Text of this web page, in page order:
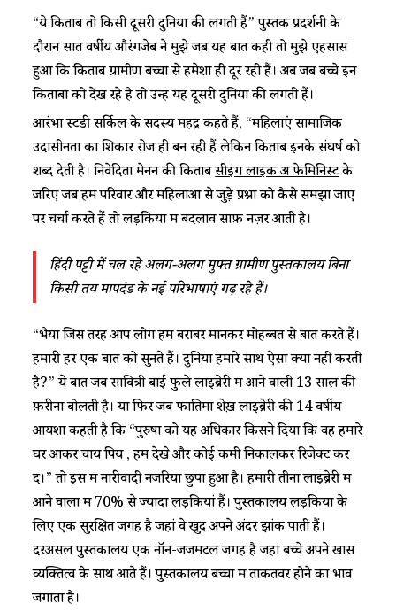
“ये किताबें तो किसी दूसरी दुनिया की लगती हैं” पुस्तक प्रदर्शनी के
दौरान सात वर्षीय औरंगजेब ने मुझे जब यह बात कही तो मुझे एहसास
हुआ कि किताबें ग्रामीण बच्चों से हमेशा ही दूर रही हैं। अब जब बच्चे इन
किताबों को देख रहे है तो उन्हें यह दूसरी दुनिया की लगती हैं।
आरंभा स्टडी सर्किल के सदस्य महेंद्र कहते हैं, “महिलाएं सामाजिक
उदासीनता का शिकार रोज ही बन रही हैं लेकिन किताबें इनके संघर्ष को
शब्द देती है। निवेदिता मेनन की किताबसीइंग लाइक अ फेमिनिस्टके
जरिए जब हम परिवार और महिलाओं से जुड़े प्रश्नों को कैसे समझा जाए
पर चर्चा करते हैं तो लड़कियों में बदलाव साफ़ नज़र आती है।
हिंदी पट्टी में चल रहे अलग-अलग मुफ्त ग्रामीण पुस्तकालय बिना
किसी तय मापदंड के नई परिभाषाएं गढ़ रहे हैं।
“भैया जिस तरह आप लोग हमें बराबर मानकर मोहब्बत से बातें करते हैं।
हमारी हर एक बात को सुनते हैं। दुनिया हमारे साथ ऐसा क्यों नही करती
है?” ये बातें जब सावित्री बाई फुले लाइब्रेरी में आने वाली 13 साल की
फ़रीना बोलती है। या फिर जब फातिमा शेख़ लाइब्रेरी की 14 वर्षीय
आयशा कहती है कि “पुरुषों को यह अधिकार किसने दिया कि वह हमारे
घर आकर चाय पियें , हमें देखे और कोई कमी निकालकर रिजेक्ट कर
दें।” तो इस में नारीवादी नजरिया छुपा हुआ है। हमारी तीनों लाइब्रेरी में
आने वालों में 70% से ज्यादा लड़कियां हैं। पुस्तकालय लड़कियों के
लिए एक सुरक्षित जगह है जहां वे खुद अपने अंदर झांक पाती हैं।
दरअसल पुस्तकालय एक नॉन-जजमेंटल जगह है जहां बच्चे अपने खास
व्यक्तित्व के साथ आते हैं। पुस्तकालय बच्चों में ताकतवर होने का भाव
जगाता है।